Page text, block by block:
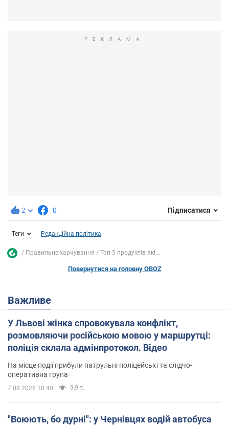
2 0 Підписатися
Теги Редакційна політика
Правильне харчування Топ-5 продуктів які...
Повернутися на головну OBOZ
Важливе
У Львові жінка спровокувала конфлікт,
розмовляючи російською мовою у маршрутці:
поліція склала адмінпротокол. Відео
На місце події прибули патрульні поліцейські та слідчо-
оперативна група
7.08.2026 18:40 9,9 т.
"Воюють, бо дурні": у Чернівцях водій автобуса